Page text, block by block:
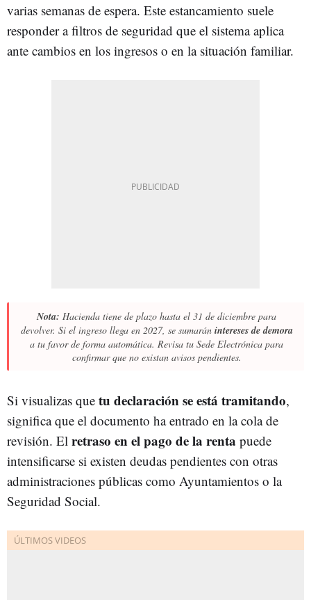
varias semanas de espera. Este estancamiento suele
responder a filtros de seguridad que el sistema aplica
ante cambios en los ingresos o en la situación familiar.
Nota: Hacienda tiene de plazo hasta el 31 de diciembre para
devolver. Si el ingreso llega en 2027, se sumarán intereses de demora
a tu favor de forma automática. Revisa tu Sede Electrónica para
confirmar que no existan avisos pendientes.
Si visualizas que tu declaración se está tramitando,
significa que el documento ha entrado en la cola de
revisión. El retraso en el pago de la renta puede
intensificarse si existen deudas pendientes con otras
administraciones públicas como Ayuntamientos o la
Seguridad Social.